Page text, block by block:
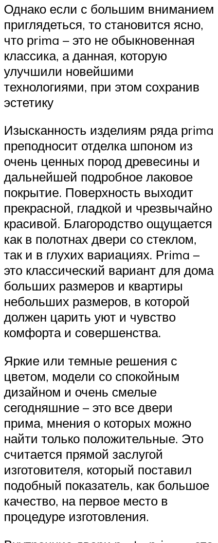
Однако если с большим вниманием
приглядеться, то становится ясно,
что рrima – это не обыкновенная
классика, а данная, которую
улучшили новейшими
технологиями, при этом сохранив
эстетику
Изысканность изделиям ряда рrima
преподносит отделка шпоном из
очень ценных пород древесины и
дальнейшей подробное лаковое
покрытие. Поверхность выходит
прекрасной, гладкой и чрезвычайно
красивой. Благородство ощущается
как в полотнах двери со стеклом,
так и в глухих вариациях. Рrima –
это классический вариант для дома
больших размеров и квартиры
небольших размеров, в которой
должен царить уют и чувство
комфорта и совершенства.
Яркие или темные решения с
цветом, модели со спокойным
дизайном и очень смелые
сегодняшние – это все двери
прима, мнения о которых можно
найти только положительные. Это
считается прямой заслугой
изготовителя, который поставил
подобный показатель, как большое
качество, на первое место в
процедуре изготовления.